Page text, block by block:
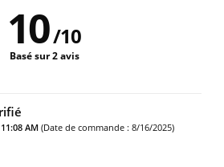
10/10
Basé sur 2 avis
AM (Date de commande : 2/25/2025)